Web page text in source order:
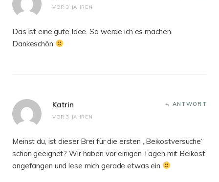
VOR 3 JAHREN
Das ist eine gute Idee. So werde ich es machen.
Dankeschön
Katrin
VOR 3 JAHREN
ANTWORT
Meinst du, ist dieser Brei für die ersten „Beikostversuche“
schon geeignet? Wir haben vor einigen Tagen mit Beikost
angefangen und lese mich gerade etwas ein